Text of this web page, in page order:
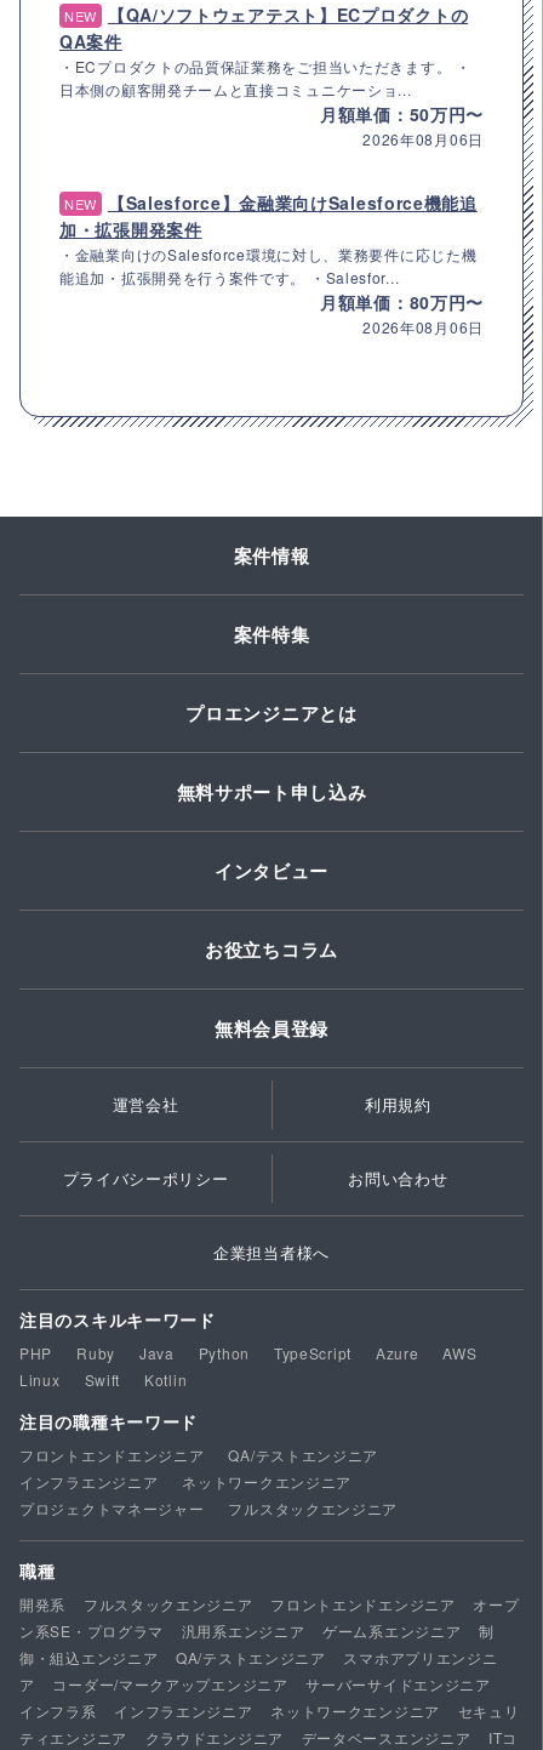
NEW
【QA/ソフトウェアテスト】ECプロダクトの
QA案件
・ECプロダクトの品質保証業務をご担当いただきます。 ・
日本側の顧客開発チームと直接コミュニケーショ...
月額単価：50万円〜
2026年08月06日
NEW
【Salesforce】金融業向けSalesforce機能追
加・拡張開発案件
・金融業向けのSalesforce環境に対し、業務要件に応じた機
能追加・拡張開発を行う案件です。 ・Salesfor...
月額単価：80万円〜
2026年08月06日
案件情報
案件特集
プロエンジニアとは
無料サポート申し込み
インタビュー
お役立ちコラム
無料会員登録
運営会社 利用規約
プライバシーポリシー お問い合わせ
企業担当者様へ
注目のスキルキーワード
PHP Ruby Java Python TypeScript Azure
AWS
Linux
Swift Kotlin
注目の職種キーワード
フロントエンドエンジニア
QA/テストエンジニア
インフラエンジニア
ネットワークエンジニア
プロジェクトマネージャー
フルスタックエンジニア
職種
開発系 フルスタックエンジニア フロントエンドエンジニア
オープ
ン系SE・プログラマ
汎用系エンジニア ゲーム系エンジニア
制
御・組込エンジニア
QA/テストエンジニア
スマホアプリエンジニ
ア
コーダー/マークアップエンジニア
サーバーサイドエンジニア
インフラ系
インフラエンジニア ネットワークエンジニア
セキュリ
ティエンジニア
クラウドエンジニア データベースエンジニア
ITコ